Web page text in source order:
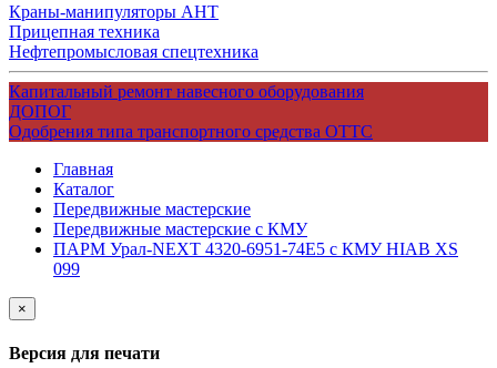
Краны-манипуляторы АНТ
Прицепная техника
Нефтепромысловая спецтехника
Капитальный ремонт навесного оборудования
ДОПОГ
Одобрения типа транспортного средства ОТТС
Главная
Каталог
Передвижные мастерские
Передвижные мастерские с КМУ
ПАРМ Урал-NEXT 4320-6951-74Е5 с КМУ HIAB XS
099
×
Версия для печати